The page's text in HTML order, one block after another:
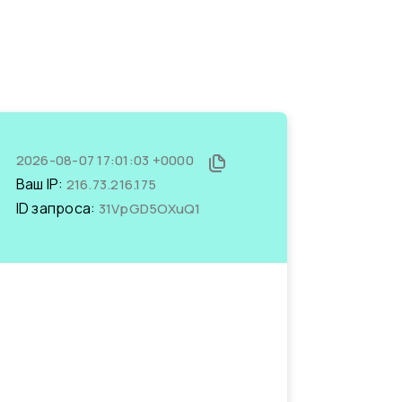
2026-08-07 17:01:03 +0000
Ваш IP: 216.73.216.175
ID запроса: 31VpGD5OXuQ1